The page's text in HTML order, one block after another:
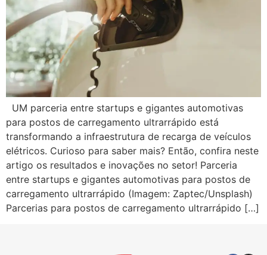
UM parceria entre startups e gigantes automotivas
para postos de carregamento ultrarrápido está
transformando a infraestrutura de recarga de veículos
elétricos. Curioso para saber mais? Então, confira neste
artigo os resultados e inovações no setor! Parceria
entre startups e gigantes automotivas para postos de
carregamento ultrarrápido (Imagem: Zaptec/Unsplash)
Parcerias para postos de carregamento ultrarrápido […]